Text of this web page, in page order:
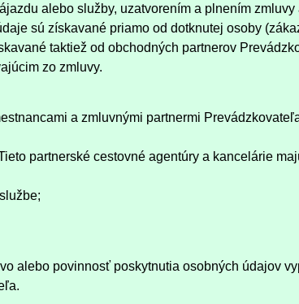
alebo služby, uzatvorením a plnením
sú získavané priamo od dotknutej osoby
taktiež od obchodných partnerov
zo zmluvy.
a zmluvnými partnermi
partnerské cestovné agentúry a kancelárie
alebo povinnosť poskytnutia osobných údajov